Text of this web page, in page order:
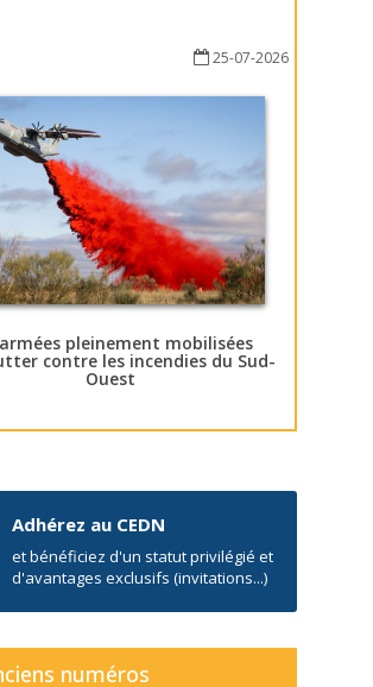
25-07-2026
pleinement mobilisées
contre les incendies du Sud-
Ouest
Adhérez au CEDN
et bénéficiez d'un statut privilégié et
d'avantages exclusifs (invitations...)
numéros